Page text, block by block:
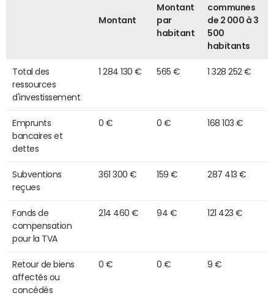
Montant
Montant
par
habitant
communes
de 2 000 à 3
500
habitants
Total des
ressources
d'investissement
1 284 130 € 565 € 1 328 252 €
Emprunts
bancaires et
dettes
0 € 0 € 168 103 €
Subventions
reçues
361 300 € 159 € 287 413 €
Fonds de
compensation
pour la TVA
214 460 € 94 € 121 423 €
Retour de biens
affectés ou
concédés
0 € 0 € 9 €